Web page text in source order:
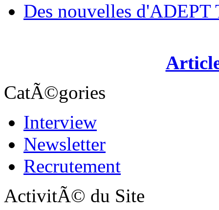
Des nouvelles
CatÃ©gories
Interview
Newsletter
Recrutement
ActivitÃ© du Site